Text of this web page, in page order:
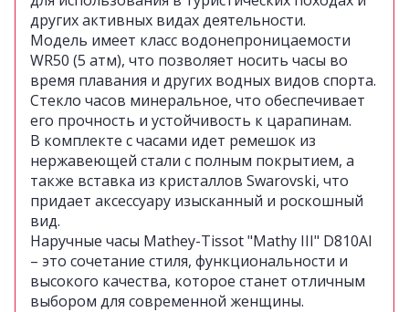
других активных видах деятельности.
Модель имеет класс водонепроницаемости
WR50 (5 атм), что позволяет носить часы во
время плавания и других водных видов спорта.
Стекло часов минеральное, что обеспечивает
его прочность и устойчивость к царапинам.
В комплекте с часами идет ремешок из
нержавеющей стали с полным покрытием, а
также вставка из кристаллов Swarovski, что
придает аксессуару изысканный и роскошный
вид.
Наручные часы Mathey-Tissot "Mathy III" D810AI
– это сочетание стиля, функциональности и
высокого качества, которое станет отличным
выбором для современной женщины.